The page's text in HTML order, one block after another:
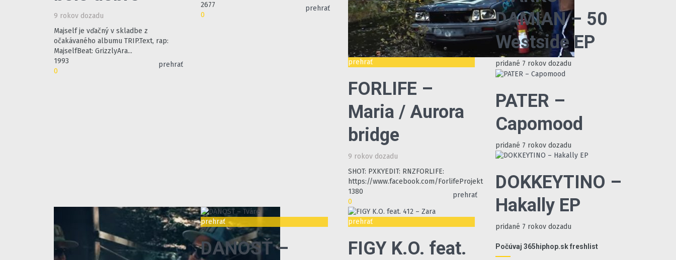
9 rokov dozadu
Majself je vďačný v skladbe z
očakávaného albumu TRIP.Text, rap:
MajselfBeat: GrizzlyAra...
1993
0
prehrať
2677
0
prehrať
prehrať
FORLIFE –
Maria / Aurora
bridge
9 rokov dozadu
SHOT: PXKYEDIT: RNZFORLIFE:
https://www.facebook.com/ForlifeProjekt
1380
0
prehrať
prehrať
DANOSŤ –
prehrať
FIGY K.O. feat.
DAMIAN – 50
Westside EP
pridané 7 rokov dozadu
PATER –
Capomood
pridané 7 rokov dozadu
DOKKEYTINO –
Hakally EP
pridané 7 rokov dozadu
Počúvaj 365hiphop.sk freshlist